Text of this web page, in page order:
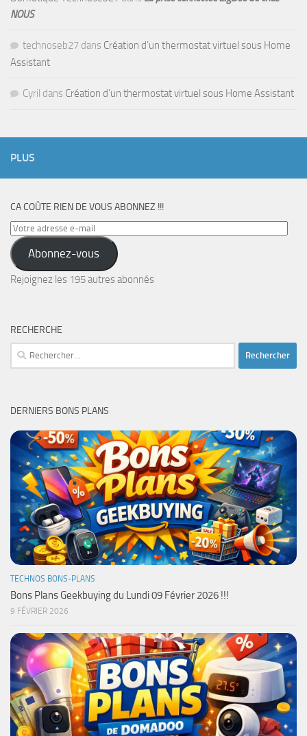
NOUS
technoseb27 dans Création d’un thermostat virtuel sous Home
Assistant
Cyril dans Création d’un thermostat virtuel sous Home Assistant
PLUS
CA COÛTE RIEN DE VOUS ABONNEZ !!!
Votre
adresse
e-
mail
Abonnez-vous
Rejoignez les 195 autres abonnés
RECHERCHE
Rechercher :
DERNIERS BONS PLANS
TECHNOS BONS-PLANS
Bons Plans Geekbuying du Lundi 09 Février 2026 !!!
9 FÉVRIER 2026